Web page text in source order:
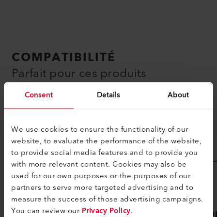
Consent Details About
We use cookies to ensure the functionality of our
website, to evaluate the performance of the website,
to provide social media features and to provide you
with more relevant content. Cookies may also be
used for our own purposes or the purposes of our
partners to serve more targeted advertising and to
measure the success of those advertising campaigns.
You can review ourPrivacy Policy.
COMPATIBILITÉ
Parfait pour ces produits